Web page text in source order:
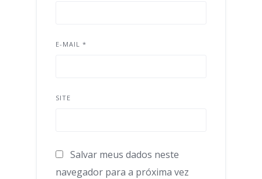
E-MAIL *
SITE
Salvar meus dados neste
navegador para a próxima vez